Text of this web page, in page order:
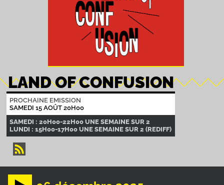
LAND OF CONFUSION
PROCHAINE EMISSION
SAMEDI 15 AOÛT 20H00
SAMEDI : 20H00-22H00 UNE SEMAINE SUR 2
LUNDI : 15H00-17H00 UNE SEMAINE SUR 2 (REDIFF)